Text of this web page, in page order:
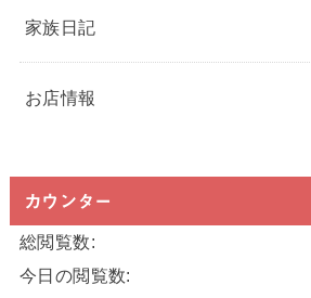
家族日記
お店情報
カウンター
総閲覧数:
今日の閲覧数: